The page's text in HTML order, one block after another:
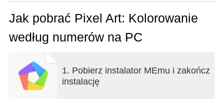
Pixel Art to stworzony przez specjalistów od gier
tytuł, który cieszy się popularnością rzeszy graczy
w kolorowanie. Odkryj
twórz własne arcydzieła z pikseli. Maluj według
liczb i wciągnij się w odprężającą zabawę –
kolorowanki Pixel Art czekają.
Jak pobrać Pixel Art: Kolorowanie
według numerów na PC
1. Pobierz instalator MEmu i zakończ
instalację